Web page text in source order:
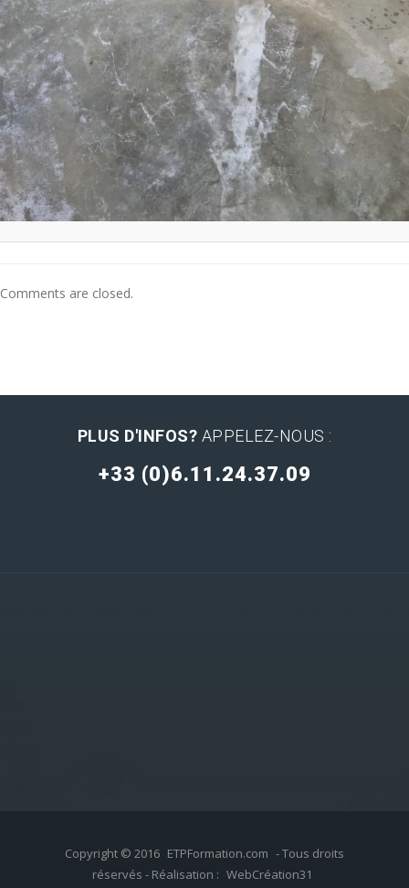
Comments are closed.
PLUS D'INFOS? APPELEZ-NOUS :
+33 (0)6.11.24.37.09
Copyright © 2016 ETPFormation.com - Tous droits
réservés - Réalisation : WebCréation31